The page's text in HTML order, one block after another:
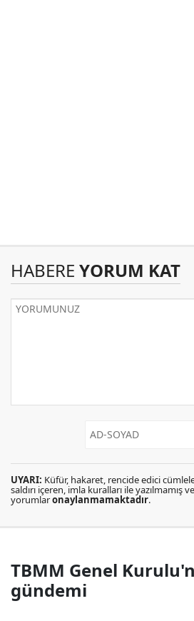
HABERE YORUM KAT
UYARI: Küfür, hakaret, rencide edici
saldırı içeren, imla kuralları ile yazılmamış
yorumlaronaylanmamaktadır.
TBMM Genel
gündemi